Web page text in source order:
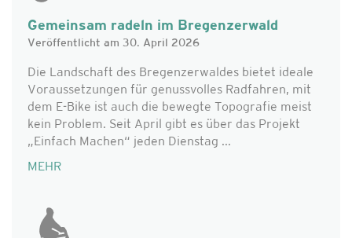
Gemeinsam radeln im Bregenzerwald
Veröffentlicht am 30. April 2026
Die Landschaft des Bregenzerwaldes bietet ideale
Voraussetzungen für genussvolles Radfahren, mit
dem E-Bike ist auch die bewegte Topografie meist
kein Problem. Seit April gibt es über das Projekt
„Einfach Machen“ jeden Dienstag ...
MEHR